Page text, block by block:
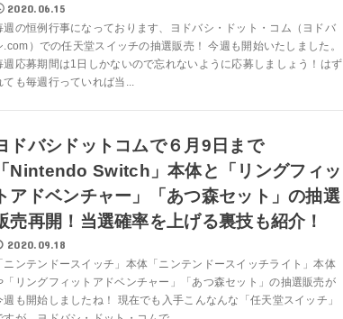
2020.06.15
週の恒例行事になっております、ヨドバシ・ドット・コム（ヨドバ
.com）での任天堂スイッチの抽選販売！ 今週も開始いたしました。
週応募期間は1日しかないので忘れないように応募しましょう！はず
ても毎週行っていれば当...
ドバシドットコムで６月9日まで
Nintendo Switch」本体と「リングフィッ
アドベンチャー」「あつ森セット」の抽選
売再開！当選確率を上げる裏技も紹介！
2020.09.18
ニンテンドースイッチ」本体「ニンテンドースイッチライト」本体
「リングフィットアドベンチャー」「あつ森セット」の抽選販売が
週も開始しましたね！ 現在でも入手こんなんな「任天堂スイッチ」